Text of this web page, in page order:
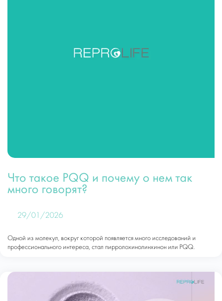
Что такое PQQ и почему о нем так
много говорят?
29/01/2026
Одной из молекул, вокруг которой появляется много исследований и
профессионального интереса, стал пирролохинолинхинон или PQQ.